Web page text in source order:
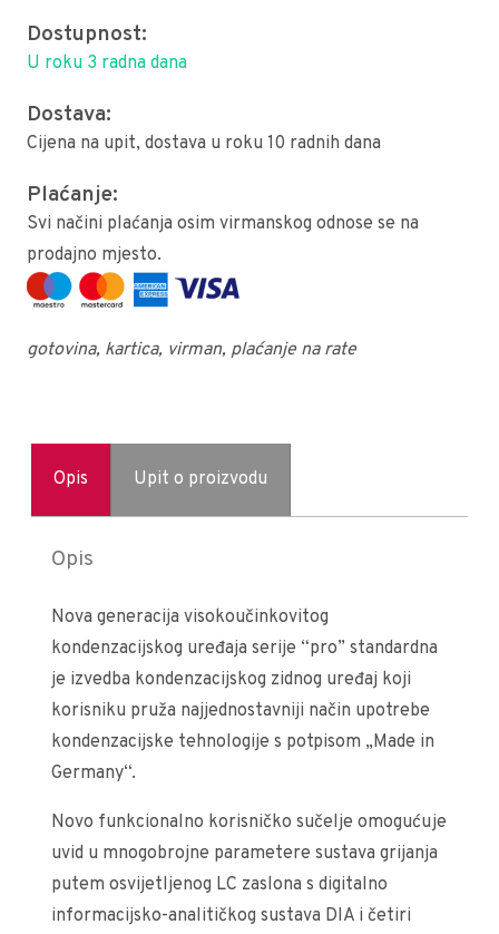
Dostupnost:
U roku 3 radna dana
Dostava:
Cijena na upit, dostava u roku 10 radnih dana
Plaćanje:
Svi načini plaćanja osim virmanskog odnose se na
prodajno mjesto.
gotovina, kartica, virman, plaćanje na rate
Opis Upit o proizvodu
Opis
Nova generacija visokoučinkovitog
kondenzacijskog uređaja serije “pro” standardna
je izvedba kondenzacijskog zidnog uređaj koji
korisniku pruža najjednostavniji način upotrebe
kondenzacijske tehnologije s potpisom „Made in
Germany“.
Novo funkcionalno korisničko sučelje omogućuje
uvid u mnogobrojne parametere sustava grijanja
putem osvijetljenog LC zaslona s digitalno
informacijsko-analitičkog sustava DIA i četiri